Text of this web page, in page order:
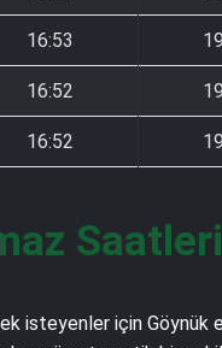
16:53
16:52
16:52
Saatleri
isteyenler için